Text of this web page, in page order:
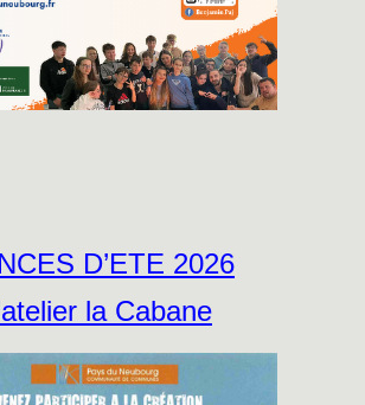
D’ETE 2026
la Cabane